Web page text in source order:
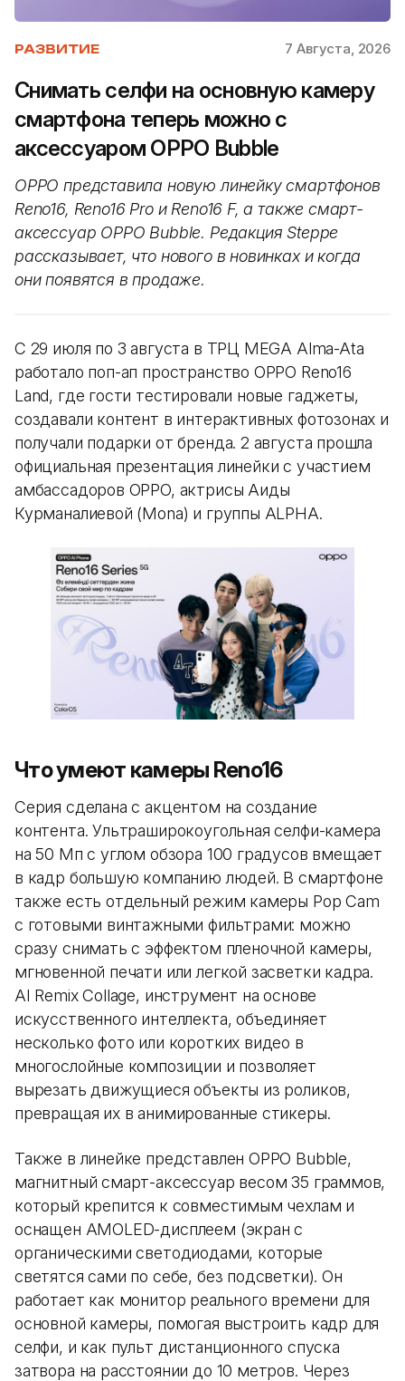
РАЗВИТИЕ 7 Августа, 2026
Снимать селфи на основную камеру
смартфона теперь можно с
аксессуаром OPPO Bubble
OPPO представила новую линейку смартфонов
Reno16, Reno16 Pro и Reno16 F, а также смарт-
аксессуар OPPO Bubble. Редакция Steppe
рассказывает, что нового в новинках и когда
они появятся в продаже.
С 29 июля по 3 августа в ТРЦ MEGA Alma-Ata
работало поп-ап пространство OPPO Reno16
Land, где гости тестировали новые гаджеты,
создавали контент в интерактивных фотозонах и
получали подарки от бренда. 2 августа прошла
официальная презентация линейки с участием
амбассадоров OPPO, актрисы Аиды
Курманалиевой (Mona) и группы ALPHA.
Что умеют камеры Reno16
Серия сделана с акцентом на создание
контента. Ультраширокоугольная селфи-камера
на 50 Мп с углом обзора 100 градусов вмещает
в кадр большую компанию людей. В смартфоне
также есть отдельный режим камеры Pop Cam
с готовыми винтажными фильтрами: можно
сразу снимать с эффектом пленочной камеры,
мгновенной печати или легкой засветки кадра.
AI Remix Collage, инструмент на основе
искусственного интеллекта, объединяет
несколько фото или коротких видео в
многослойные композиции и позволяет
вырезать движущиеся объекты из роликов,
превращая их в анимированные стикеры.
Также в линейке представлен OPPO Bubble,
магнитный смарт-аксессуар весом 35 граммов,
который крепится к совместимым чехлам и
оснащен AMOLED-дисплеем (экран с
органическими светодиодами, которые
светятся сами по себе, без подсветки). Он
работает как монитор реального времени для
основной камеры, помогая выстроить кадр для
селфи, и как пульт дистанционного спуска
затвора на расстоянии до 10 метров. Через